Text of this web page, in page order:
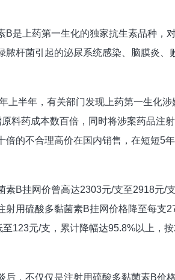
B是上药第一生化的独家抗生素品种，
脓杆菌引起的泌尿系统感染、脑膜炎
上半年，有关部门发现上药第一生化
料药成本数百倍，同时将涉案药品注
倍的不合理高价在国内销售，在短短5
素B挂网价曾高达2303元/支至2918元/
射用硫酸多黏菌素B挂网价格降至每支
123元/支，累计降幅达95.8%以上，
后，不仅仅是注射用硫酸多黏菌素B价